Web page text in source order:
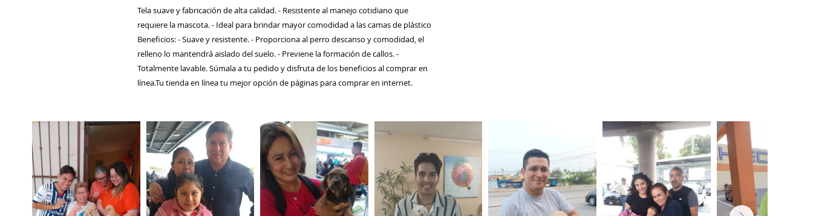
Tela suave y fabricación de alta calidad. - Resistente al manejo cotidiano que
requiere la mascota. - Ideal para brindar mayor comodidad a las camas de plástico
Beneficios: - Suave y resistente. - Proporciona al perro descanso y comodidad, el
relleno lo mantendrá aislado del suelo. - Previene la formación de callos. -
Totalmente lavable. Súmala a tu pedido y disfruta de los beneficios al comprar en
línea.Tu tienda en línea tu mejor opción de páginas para comprar en internet.